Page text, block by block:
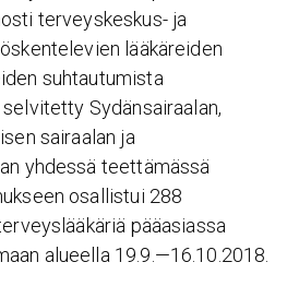
terveyskeskus- ja
lääkäreiden
suhtautumista
Sydänsairaalan,
sairaalan ja
yhdessä teettämässä
osallistui 288
pääasiassa
alueella 19.9.—16.10.2018.